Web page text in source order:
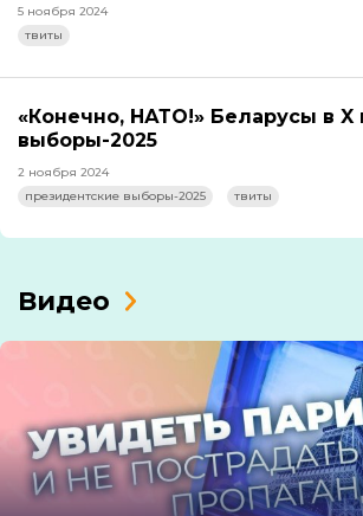
5 ноября 2024
твиты
«Конечно, НАТО!» Беларусы в X
выборы-2025
2 ноября 2024
президентские выборы-2025
твиты
Видео